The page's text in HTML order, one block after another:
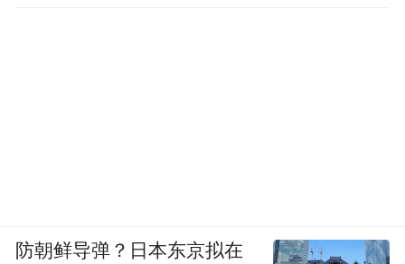
防朝鲜导弹？日本东京拟在